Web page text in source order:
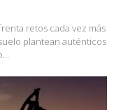
retos cada vez más
plantean auténticos